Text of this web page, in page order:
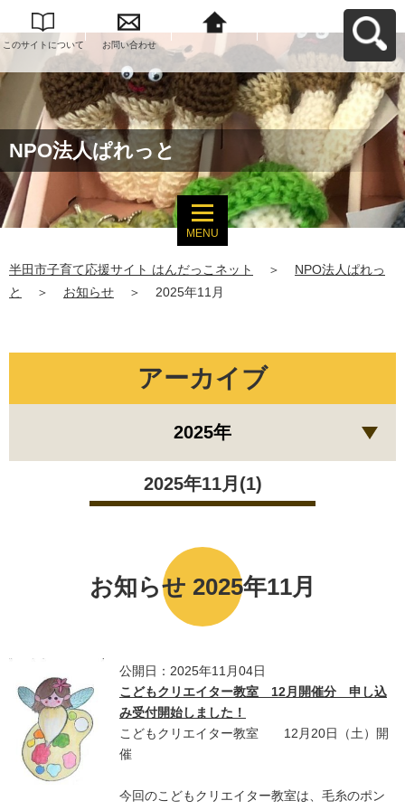
このサイトについて お問い合わせ
半田市子育て応援サ
イト はんだっこネッ
NPO法人ぱれっと
MENU
半田市子育て応援サイト はんだっこネット ＞
NPO法人ぱれっ
と
＞ お知らせ ＞ 2025年11月
お知らせ 2025年11月
公開日：2025年11月04日
こどもクリエイター教室 12月開催分 申し込
み受付開始しました！
こどもクリエイター教室 12月20日（土）開
催
今回のこどもクリエイター教室は、毛糸のポン
アーカイブ
2025年
2025年11月(1)